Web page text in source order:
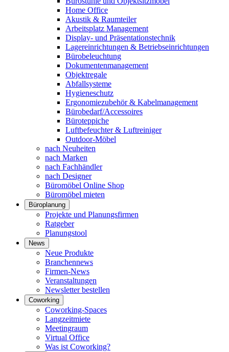
Home Office
Akustik & Raumteiler
Arbeitsplatz Management
Display- und Präsentationstechnik
Lagereinrichtungen & Betriebseinrichtungen
Bürobeleuchtung
Dokumentenmanagement
Objektregale
Abfallsysteme
Hygieneschutz
Ergonomiezubehör & Kabelmanagement
Bürobedarf/Accessoires
Büroteppiche
Luftbefeuchter & Luftreiniger
Outdoor-Möbel
nach Neuheiten
nach Marken
nach Fachhändler
nach Designer
Büromöbel Online Shop
Büromöbel mieten
Büroplanung
Projekte und Planungsfirmen
Ratgeber
Planungstool
News
Neue Produkte
Branchennews
Firmen-News
Veranstaltungen
Newsletter bestellen
Coworking
Coworking-Spaces
Langzeitmiete
Meetingraum
Virtual Office
Was ist Coworking?